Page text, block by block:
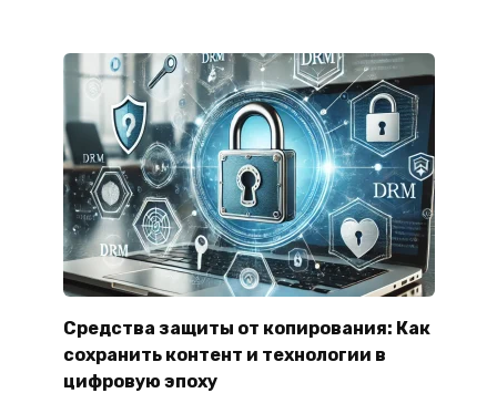
Средства защиты от копирования: Как
сохранить контент и технологии в
цифровую эпоху